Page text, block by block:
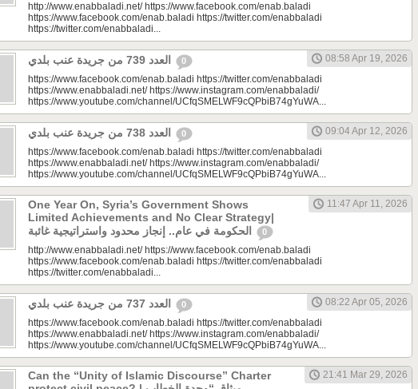
http://www.enabbaladi.net/ https://www.facebook.com/enab.baladi
https://www.facebook.com/enab.baladi https://twitter.com/enabbaladi
https://twitter.com/enabbaladi...
0
08:58 Apr 19, 2026
https://www.facebook.com/enab.baladi https://twitter.com/enabbaladi
https://www.enabbaladi.net/ https://www.instagram.com/enabbaladi/
https://www.youtube.com/channel/UCfqSMELWF9cQPbiB74gYuWA...
0
09:04 Apr 12, 2026
https://www.facebook.com/enab.baladi https://twitter.com/enabbaladi
https://www.enabbaladi.net/ https://www.instagram.com/enabbaladi/
https://www.youtube.com/channel/UCfqSMELWF9cQPbiB74gYuWA...
One Year On, Syria’s Government Shows
Limited Achievements and No Clear Strategy|
0
11:47 Apr 11, 2026
http://www.enabbaladi.net/ https://www.facebook.com/enab.baladi
https://www.facebook.com/enab.baladi https://twitter.com/enabbaladi
https://twitter.com/enabbaladi...
0
08:22 Apr 05, 2026
https://www.facebook.com/enab.baladi https://twitter.com/enabbaladi
https://www.enabbaladi.net/ https://www.instagram.com/enabbaladi/
https://www.youtube.com/channel/UCfqSMELWF9cQPbiB74gYuWA...
Can the “Unity of Islamic Discourse” Charter
21:41 Mar 29, 2026